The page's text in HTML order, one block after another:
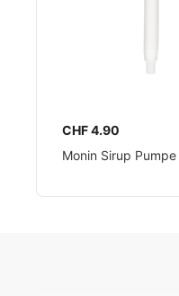
CHF 4.90
Monin Sirup Pumpe